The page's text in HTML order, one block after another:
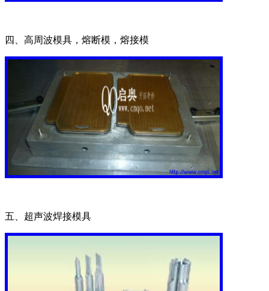
四、高周波模具，熔断模，熔接模
五、超声波焊接模具